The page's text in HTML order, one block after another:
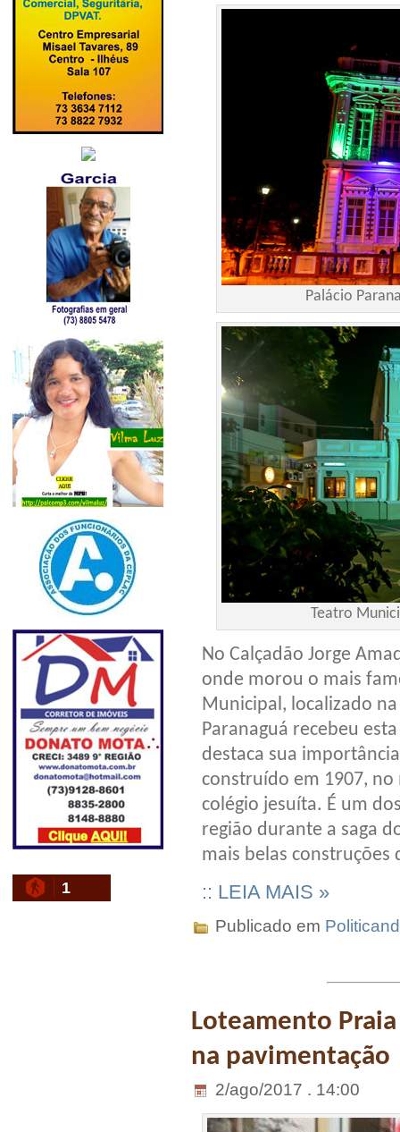
1
Palácio
Teatro
No Calçadão Jorge
onde morou o mais
Municipal, localizado
Paranaguá recebeu
destaca sua
construído em 1907,
colégio jesuíta. É um
região durante a saga
mais belas
:: LEIA MAIS »
Publicado em
Loteamento
na pavimentação
2/ago/2017 . 14:00